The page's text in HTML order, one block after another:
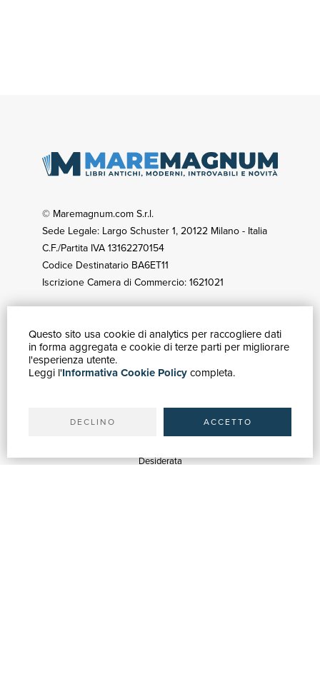
Questo sito usa cookie di analytics per raccogliere dati
in forma aggregata e cookie di terze parti per migliorare
l'esperienza utente.
Leggi l'Informativa Cookie Policycompleta.
DECLINO ACCETTO
© Maremagnum.com S.r.l.
Sede Legale: Largo Schuster 1, 20122 Milano - Italia
C.F./Partita IVA 13162270154
Codice Destinatario BA6ET11
Iscrizione Camera di Commercio: 1621021
GUIDA ACQUISTI
Catalogo
Ricerca avanzata
Spedizioni
Desiderata